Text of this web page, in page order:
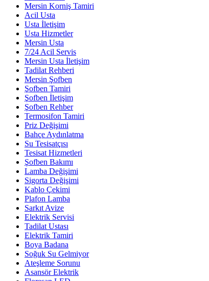
Mersin Korniş Tamiri
Acil Usta
Usta İletişim
Usta Hizmetler
Mersin Usta
7/24 Acil Servis
Mersin Usta İletişim
Tadilat Rehberi
Mersin Şofben
Şofben Tamiri
Şofben İletişim
Şofben Rehber
Termosifon Tamiri
Priz Değişimi
Bahçe Aydınlatma
Su Tesisatçısı
Tesisat Hizmetleri
Şofben Bakımı
Lamba Değişimi
Sigorta Değişimi
Kablo Çekimi
Plafon Lamba
Sarkıt Avize
Elektrik Servisi
Tadilat Ustası
Elektrik Tamiri
Boya Badana
Soğuk Su Gelmiyor
Ateşleme Sorunu
Asansör Elektrik